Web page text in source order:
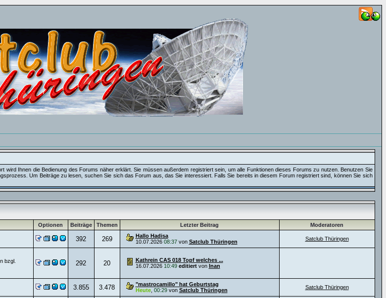
wird Ihnen die Bedienung des Forums näher erklärt. Sie müssen außerdem registriert sein, um alle Funktionen dieses Forums zu nutzen. Benutzen Sie
Um Beiträge zu lesen, suchen Sie sich das Forum aus, das Sie interessiert. Falls Sie bereits in diesem Forum registriert sind, können Sie sich
Optionen Beiträge Themen Letzter Beitrag Moderatoren
392 269
Hallo Hadisa
10.07.2026 08:37von Satclub Thüringen Satclub Thüringen
bzgl.
292 20
Kathrein CAS 018 Topf welches ...
16.07.2026 10:49 editiertvon Inan
3.855 3.478
"mastrocamillo" hat Geburtstag
Heute, 00:29von Satclub Thüringen Satclub Thüringen